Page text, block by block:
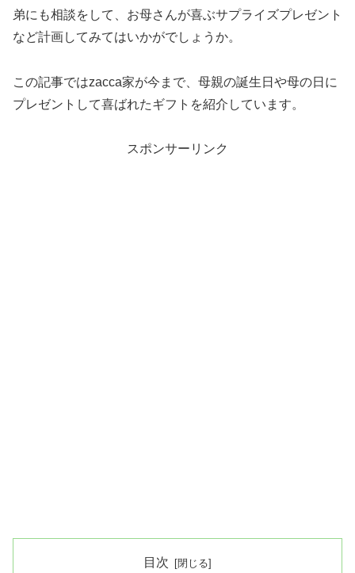
弟にも相談をして、お母さんが喜ぶサプライズプレゼント
など計画してみてはいかがでしょうか。
この記事ではzacca家が今まで、母親の誕生日や母の日に
プレゼントして喜ばれたギフトを紹介しています。
スポンサーリンク
目次